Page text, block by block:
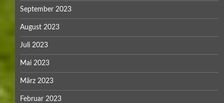
September 2023
August 2023
Juli 2023
Mai 2023
März 2023
Februar 2023